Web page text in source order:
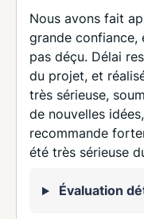
Nous avons fait
grande confiance,
pas déçu. Délai
du projet, et
très sérieuse,
de nouvelles
recommande
été très sérieuse
Évaluation